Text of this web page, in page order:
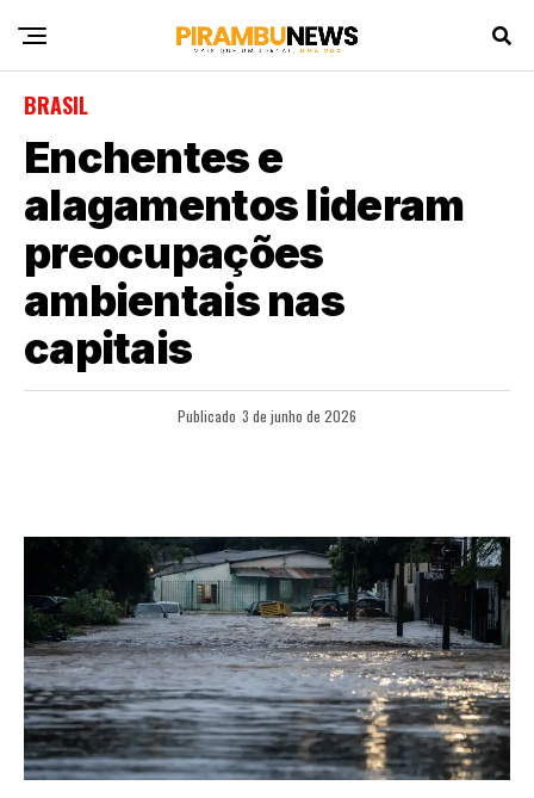
BRASIL
Enchentes e
alagamentos lideram
preocupações
ambientais nas
capitais
Publicado 3 de junho de 2026